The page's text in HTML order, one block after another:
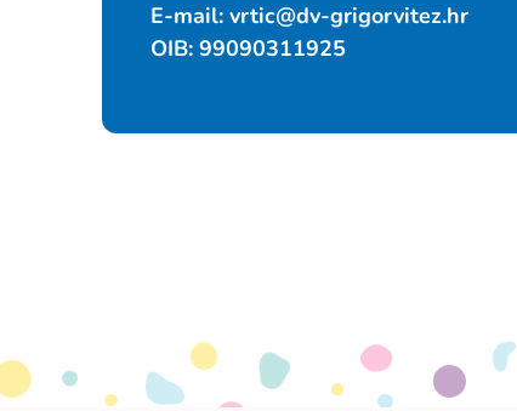
E-mail: vrtic@dv-grigorvitez.hr
OIB: 99090311925